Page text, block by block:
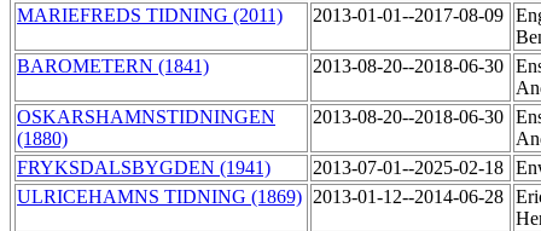
MARIEFREDS TIDNING (2011) 2013-01-01--2017-08-09
BAROMETERN (1841)
2013-08-20--2018-06-30
OSKARSHAMNSTIDNINGEN
(1880)
2013-08-20--2018-06-30
FRYKSDALSBYGDEN (1941)
2013-07-01--2025-02-18
ULRICEHAMNS TIDNING (1869) 2013-01-12--2014-06-28